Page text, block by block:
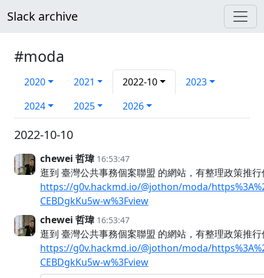
Slack archive
#moda
2020 2021 2022-10
2023
2024
2025 2026
2022-10-10
chewei 哲瑋 16:53:47
逛到 臺灣公共事務個案聯盟 的網站，有整理政策推
https://g0v.hackmd.io/@jothon/moda/
CEBDgkKu5w-w%3Fview
chewei 哲瑋 16:53:47
逛到 臺灣公共事務個案聯盟 的網站，有整理政策推
https://g0v.hackmd.io/@jothon/moda/
CEBDgkKu5w-w%3Fview